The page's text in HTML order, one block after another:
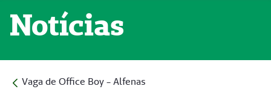
Notícias
Vaga de Office Boy - Alfenas